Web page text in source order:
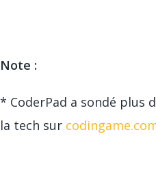
Note :
* CoderPad a sondé plus
la tech sur